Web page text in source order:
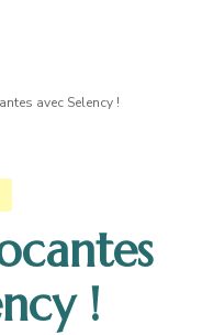
avec Selency !
!